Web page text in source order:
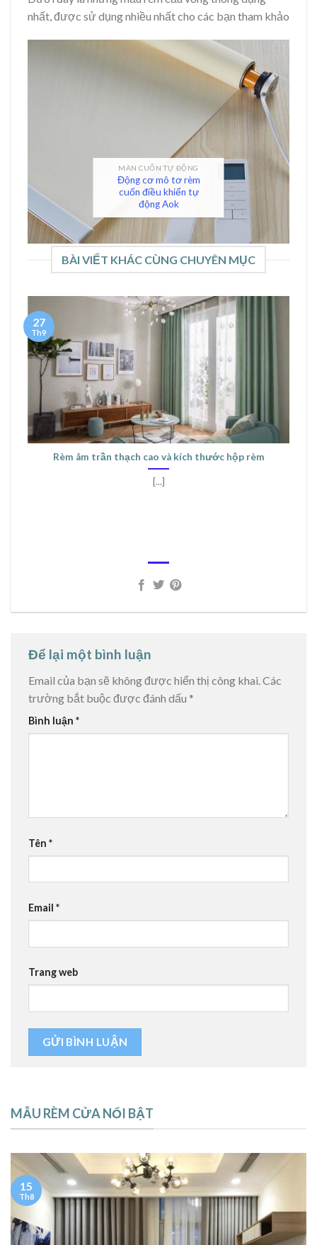
nhất, được sử dụng nhiều nhất cho các bạn tham khảo
MÀN CUỐN TỰ ĐỘNG
Động cơ mô tơ rèm
cuốn điều khiển tự
động Aok
BÀI VIẾT KHÁC CÙNG CHUYÊN MỤC
Rèm âm trần thạch cao và kích thước hộp rèm
[...]
27
Th9
Để lại một bình luận
Email của bạn sẽ không được hiển thị công khai.Các
trường bắt buộc được đánh dấu *
Bình luận *
Tên *
Email *
Trang web
MẪU RÈM CỬA NỔI BẬT
15
Th8